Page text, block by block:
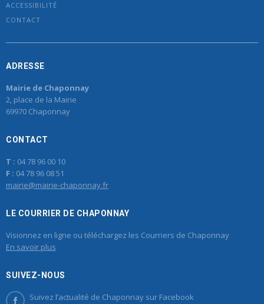
ACCESSIBILITÉ
CONTACT
ADRESSE
Mairie de Chaponnay
2, place de la Mairie
69970 Chaponnay
CONTACT
T : 04 78 96 00 10
F : 04 78 96 08 51
mairie@mairie-chaponnay.fr
LE COURRIER DE CHAPONNAY
Visionnez en ligne ou téléchargez les Courriers de Chaponnay
En savoir plus
SUIVEZ-NOUS
Suivez l’actualité de Chaponnay sur Facebook